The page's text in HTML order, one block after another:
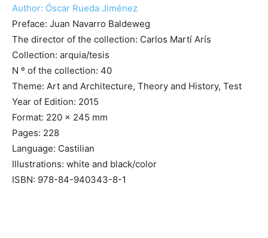
Author: Óscar Rueda Jiménez
Preface: Juan Navarro Baldeweg
The director of the collection: Carlos Martí Arís
Collection: arquia/tesis
N º of the collection: 40
Theme: Art and Architecture, Theory and History, Test
Year of Edition: 2015
Format: 220 x 245 mm
Pages: 228
Language: Castilian
Illustrations: white and black/color
ISBN: 978-84-940343-8-1